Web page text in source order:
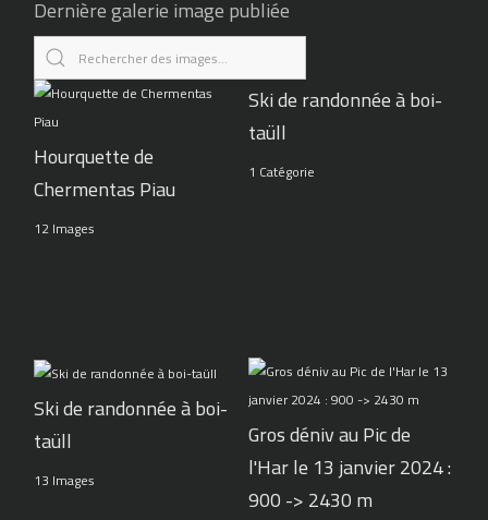
Dernière galerie image publiée
Hourquette de
Chermentas Piau
12 Images
Ski de randonnée à boi-
taüll
1 Catégorie
Ski de randonnée à boi-
taüll
13 Images
Gros déniv au Pic de
l'Har le 13 janvier 2024 :
900 -> 2430 m